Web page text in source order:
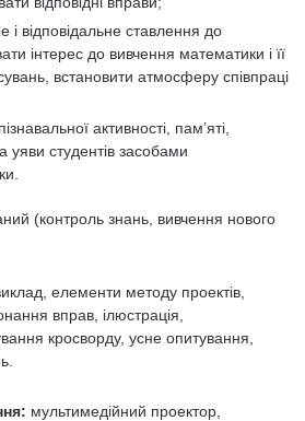
і відповідальне ставлення до
інтерес до вивчення математики і її
встановити атмосферу співпраці
активності, пам’яті,
уяви студентів засобами
(контроль знань, вивчення нового
елементи методу проектів,
вправ, ілюстрація,
кросворду, усне опитування,
мультимедійний проектор,